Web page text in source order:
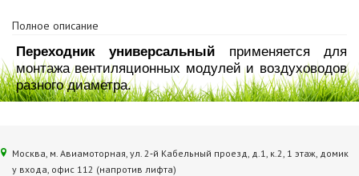
Полное описание
Переходник универсальный применяется для
монтажа вентиляционных модулей и воздуховодов
разного диаметра.
Москва, м. Авиамоторная, ул. 2‑й Кабельный проезд, д.1, к.2, 1 этаж, домик
у входа, офис 112 (напротив лифта)